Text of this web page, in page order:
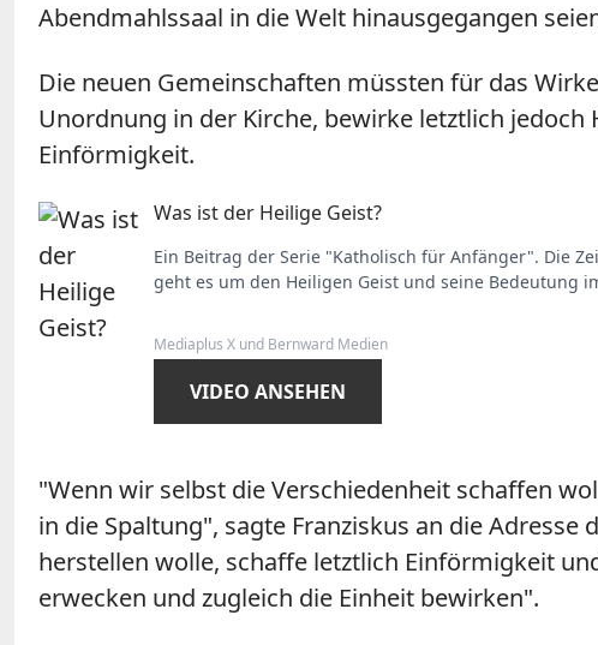
Abendmahlssaal in die Welt hinausgegangen
Die neuen Gemeinschaften müssten für das
Unordnung in der Kirche, bewirke letztlich
Einförmigkeit.
Was ist der Heilige Geist?
Ein Beitrag der Serie "Katholisch für Anfänger". Die
geht es um den Heiligen Geist und seine Bedeutung
Mediaplus X und Bernward Medien
VIDEO ANSEHEN
"Wenn wir selbst die Verschiedenheit schaffen
in die Spaltung", sagte Franziskus an die
herstellen wolle, schaffe letztlich Einförmigkeit
erwecken und zugleich die Einheit bewirken".